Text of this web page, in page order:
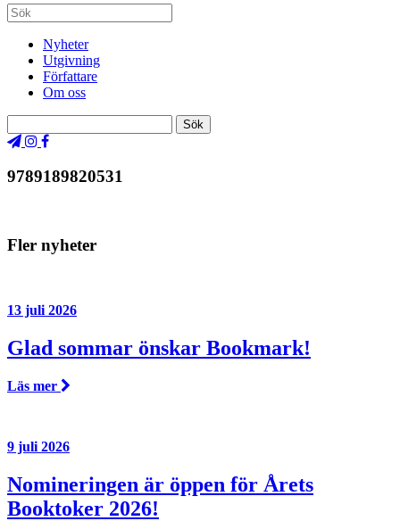
Nyheter
Utgivning
Författare
Om oss
9789189820531
Fler nyheter
13 juli 2026
Glad sommar önskar Bookmark!
Läs mer
9 juli 2026
Nomineringen är öppen för Årets
Booktoker 2026!